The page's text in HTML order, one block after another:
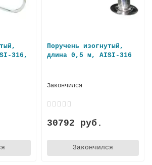
316,
Поручень изогнутый,
длина 0,5 м, AISI-316
Закончился
30792 руб.
Закончился